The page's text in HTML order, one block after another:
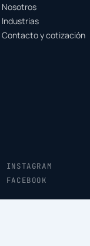
Nosotros
Industrias
Contacto y cotización
INSTAGRAM
FACEBOOK